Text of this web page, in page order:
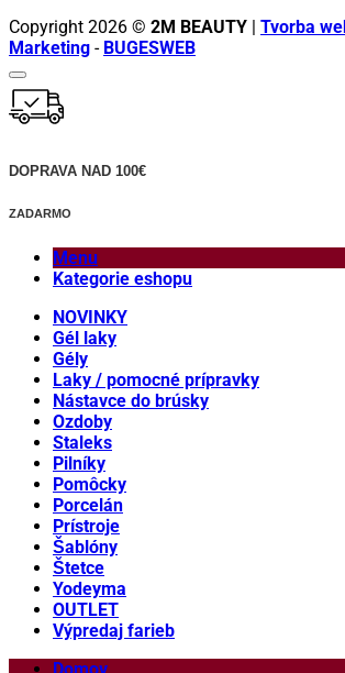
Copyright 2026 © 2M BEAUTY | Tvorba
Marketing - BUGESWEB
DOPRAVA NAD 100€
ZADARMO
Menu
Kategorie eshopu
NOVINKY
Gél laky
Gély
Laky / pomocné prípravky
Nástavce do brúsky
Ozdoby
Staleks
Pilníky
Pomôcky
Porcelán
Prístroje
Šablóny
Štetce
Yodeyma
OUTLET
Výpredaj farieb